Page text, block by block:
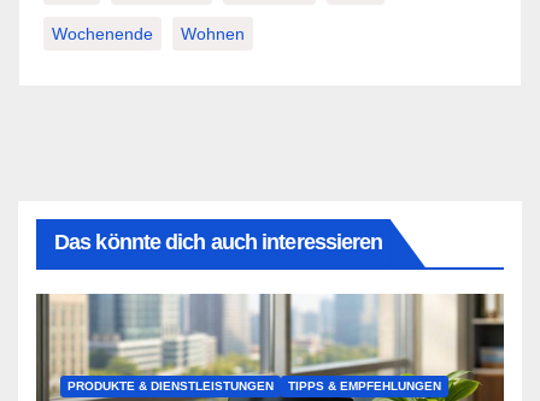
Wochenende Wohnen
Das könnte dich auch interessieren
PRODUKTE & DIENSTLEISTUNGEN TIPPS & EMPFEHLUNGEN